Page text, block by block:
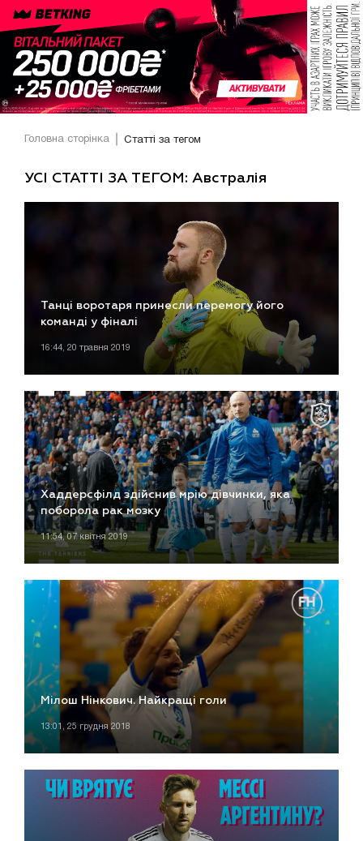
Головна сторінка Статті за тегом
УСІ СТАТТІ ЗА ТЕГОМ: Австралія
Танці воротаря принесли перемогу його
команді у фіналі
16:44, 20 травня 2019
Хаддерсфілд здійснив мрію дівчинки, яка
поборола рак мозку
11:54, 07 квітня 2019
Мілош Нінкович. Найкращі голи
13:01, 25 грудня 2018